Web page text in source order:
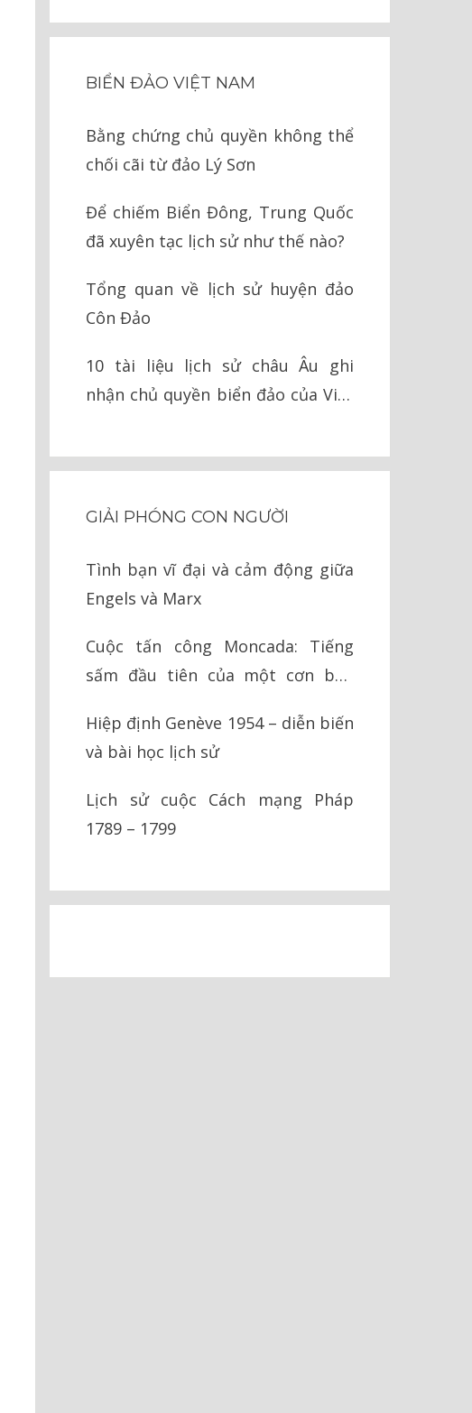
BIỂN ĐẢO VIỆT NAM
Bằng chứng chủ quyền không thể
chối cãi từ đảo Lý Sơn
Để chiếm Biển Đông, Trung Quốc
đã xuyên tạc lịch sử như thế nào?
Tổng quan về lịch sử huyện đảo
Côn Đảo
10 tài liệu lịch sử châu Âu ghi
nhận chủ quyền biển đảo của Việt
GIẢI PHÓNG CON NGƯỜI
Tình bạn vĩ đại và cảm động giữa
Engels và Marx
Cuộc tấn công Moncada: Tiếng
sấm đầu tiên của một cơn bão
Hiệp định Genève 1954 – diễn biến
và bài học lịch sử
Lịch sử cuộc Cách mạng Pháp
1789 – 1799